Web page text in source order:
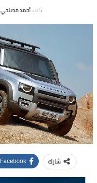
كتب أحمد مصلحي
شارك Facebook